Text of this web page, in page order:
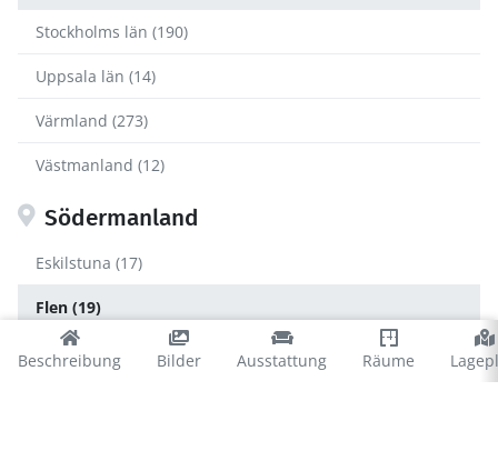
Beschreibung Bilder Ausstattung Räume
Stockholms län (190)
Uppsala län (14)
Värmland (273)
Västmanland (12)
Södermanland
Eskilstuna (17)
Flen (19)
Gnesta (5)